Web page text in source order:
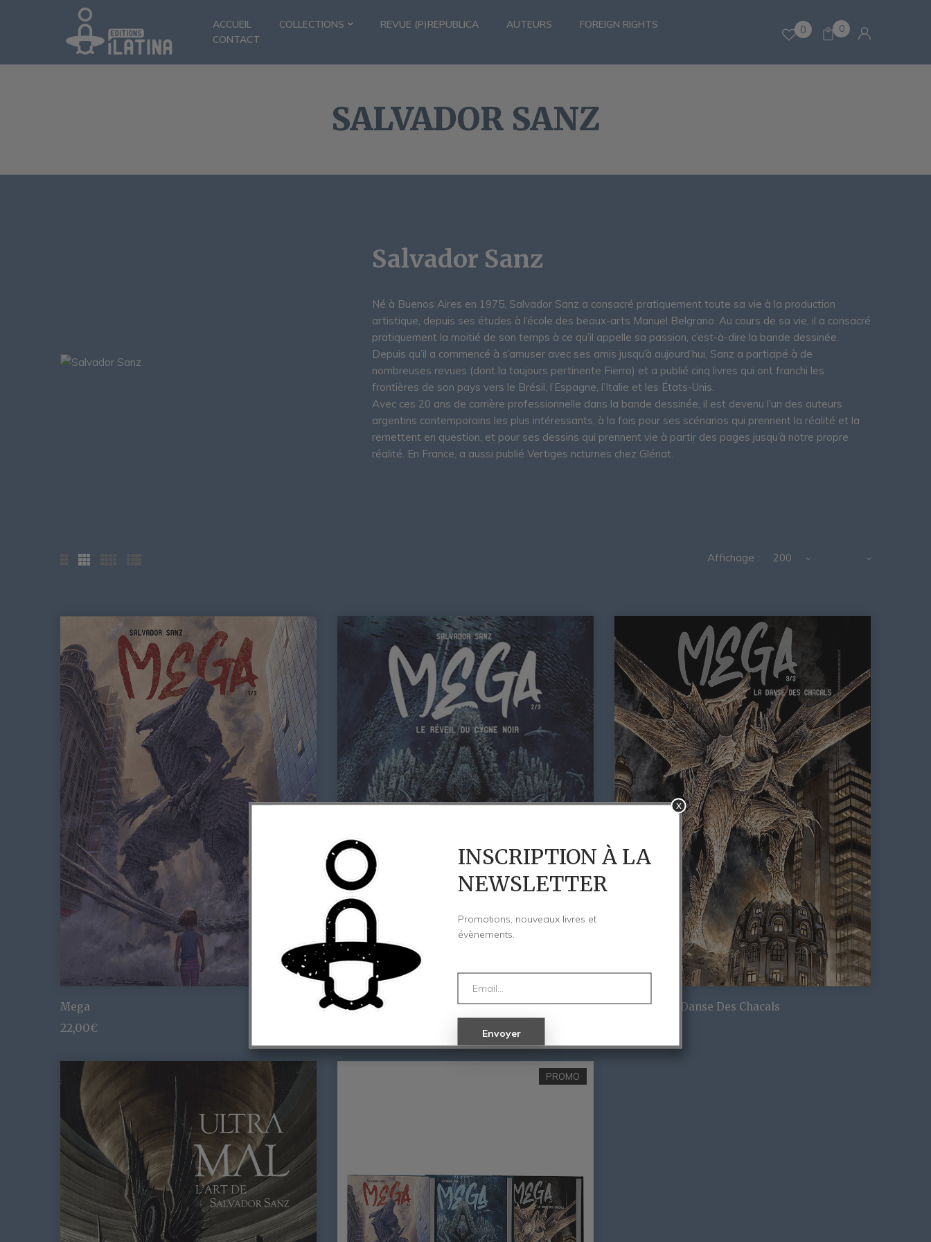
ACCUEIL COLLECTIONS REVUE (P)REPUBLICA AUTEURS
FOREIGN RIGHTS
CONTACT
0 0
SALVADOR SANZ
Salvador Sanz
Né à Buenos Aires en 1975, Salvador Sanz a consacré pratiquement toute sa vie à la production
artistique, depuis ses études à l’école des beaux-arts Manuel Belgrano. Au cours de sa vie, il a consacré
pratiquement la moitié de son temps à ce qu’il appelle sa passion, c’est-à-dire la bande dessinée.
Depuis qu’il a commencé à s’amuser avec ses amis jusqu’à aujourd’hui, Sanz a participé à de
nombreuses revues (dont la toujours pertinente Fierro) et a publié cinq livres qui ont franchi les
frontières de son pays vers le Brésil, l’Espagne, l’Italie et les États-Unis.
Avec ces 20 ans de carrière professionnelle dans la bande dessinée, il est devenu l’un des auteurs
argentins contemporains les plus intéressants, à la fois pour ses scénarios qui prennent la réalité et la
remettent en question, et pour ses dessins qui prennent vie à partir des pages jusqu’à notre propre
réalité. En France, a aussi publié Vertiges ncturnes chez Glénat.
Affichage : 200
Mega
22,00€
MEGA 2, Le Réveil Du Cygne Noir MEGA 3 : La Danse Des Chacals
PROMO
x
INSCRIPTION À LA
NEWSLETTER
Promotions, nouveaux livres et
évènements.